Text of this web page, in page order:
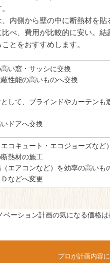
、内側から壁の中に断熱材を貼
比べ、費用が比較的に安い。
とをおすすめします。
い窓・サッシに交換
性能の高いものへ交換
して、ブラインドやカーテンも
ドアへ交換
コキュート・エコジョーズなど
熱材の施工
エアコンなど）を効率の高いも
などへ変更
ベーション計画の気になる価格
プロが計画内容